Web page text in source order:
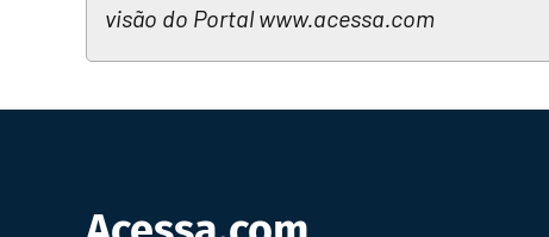
visão do Portal www.acessa.com